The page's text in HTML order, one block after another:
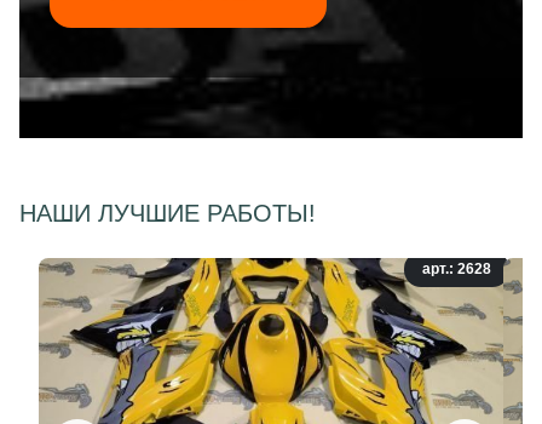
НАШИ ЛУЧШИЕ РАБОТЫ!
арт.: 2628